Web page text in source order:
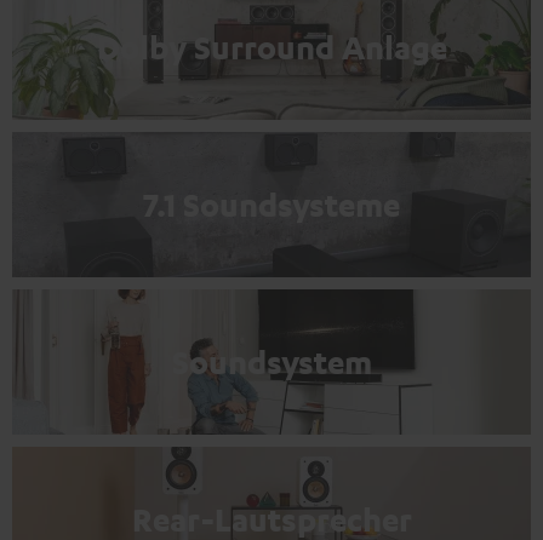
Dolby Surround Anlage
7.1 Soundsysteme
Soundsystem
Rear-Lautsprecher